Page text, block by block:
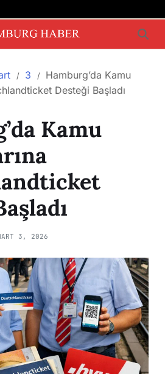
3
Hamburg’da Kamu
Desteği Başladı
Kamu
3, 2026